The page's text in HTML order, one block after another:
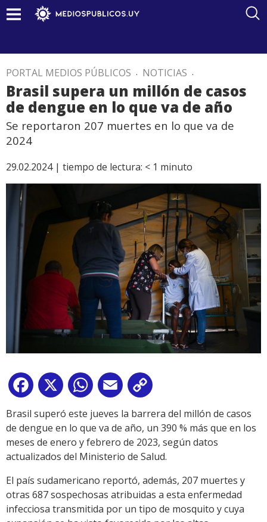
PORTAL MEDIOS PÚBLICOS . NOTICIAS .
Brasil supera un millón de casos
de dengue en lo que va de año
Se reportaron 207 muertes en lo que va de
2024
29.02.2024 | tiempo de lectura: < 1 minuto
Facebook
X WhatsApp
Email
Link
Brasil superó este jueves la barrera del millón de casos
de dengue en lo que va de año, un 390 % más que en los
meses de enero y febrero de 2023, según datos
actualizados del Ministerio de Salud.
El país sudamericano reportó, además, 207 muertes y
otras 687 sospechosas atribuidas a esta enfermedad
infecciosa transmitida por un tipo de mosquito y cuya